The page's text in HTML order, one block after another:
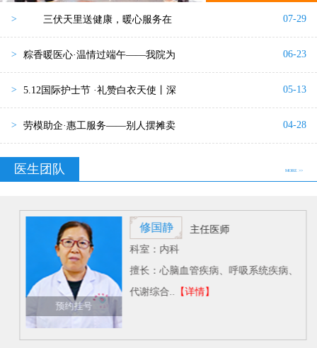
> 三伏天里送健康，暖心服务在 07-29
> 粽香暖医心·温情过端午——我院为 06-23
> 5.12国际护士节 ·礼赞白衣天使丨深 05-13
> 劳模助企·惠工服务——别人摆摊卖 04-28
医生团队 MORE >>
预约挂号
修国静
主任医师
科室：内科
擅长：心脑血管疾病、呼吸系统疾病、
代谢综合..【详情】